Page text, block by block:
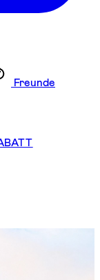
Freunde